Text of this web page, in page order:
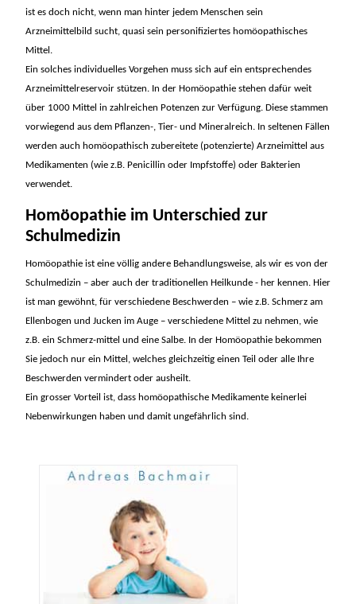
ist es doch nicht, wenn man hinter jedem Menschen sein
Arzneimittelbild sucht, quasi sein personifiziertes homöopathisches
Mittel.
Ein solches individuelles Vorgehen muss sich auf ein entsprechendes
Arzneimittelreservoir stützen. In der Homöopathie stehen dafür weit
über 1000 Mittel in zahlreichen Potenzen zur Verfügung. Diese stammen
vorwiegend aus dem Pflanzen-, Tier- und Mineralreich. In seltenen Fällen
werden auch homöopathisch zubereitete (potenzierte) Arzneimittel aus
Medikamenten (wie z.B. Penicillin oder Impfstoffe) oder Bakterien
verwendet.
Homöopathie im Unterschied zur
Schulmedizin
Homöopathie ist eine völlig andere Behandlungsweise, als wir es von der
Schulmedizin – aber auch der traditionellen Heilkunde - her kennen. Hier
ist man gewöhnt, für verschiedene Beschwerden – wie z.B. Schmerz am
Ellenbogen und Jucken im Auge – verschiedene Mittel zu nehmen, wie
z.B. ein Schmerz-mittel und eine Salbe. In der Homöopathie bekommen
Sie jedoch nur ein Mittel, welches gleichzeitig einen Teil oder alle Ihre
Beschwerden vermindert oder ausheilt.
Ein grosser Vorteil ist, dass homöopathische Medikamente keinerlei
Nebenwirkungen haben und damit ungefährlich sind.